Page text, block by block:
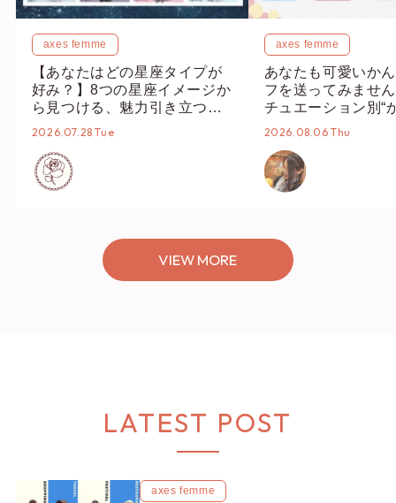
axes femme
【あなたはどの星座タイプが
好み？】8つの星座イメージか
ら見つける、魅力引き立つス
タイリング♡
2026.07.28 Tue
axes femme
あなたも可愛いか
フを送ってみませ
チュエーション別“
オススメ【ショッ
2026.08.06 Thu
VIEW MORE
LATEST POST
axes femme